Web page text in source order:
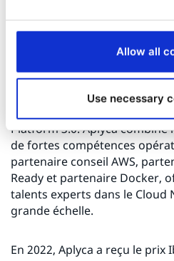
Allow all
Use necessary
Aplyca -
d'Ibexa
15 ans de partenariat avec
Systems). L'entreprise est un
Platform 3.0. Aplyca combine
de fortes compétences
partenaire conseil AWS,
Ready et partenaire Docker,
talents experts dans le Cloud
grande échelle.
En 2022, Aplyca a reçu le